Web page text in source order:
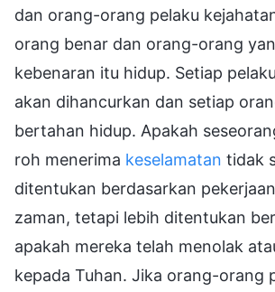
dan orang-orang pelaku
orang benar dan orang-orang
kebenaran itu hidup. Setiap
akan dihancurkan dan setiap
bertahan hidup. Apakah
roh menerima keselamatan tidak
ditentukan berdasarkan
zaman, tetapi lebih ditentukan
apakah mereka telah menolak
kepada Tuhan. Jika orang-orang